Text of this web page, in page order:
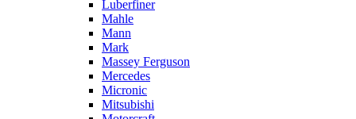
Luberfiner
Mahle
Mann
Mark
Massey Ferguson
Mercedes
Micronic
Mitsubishi